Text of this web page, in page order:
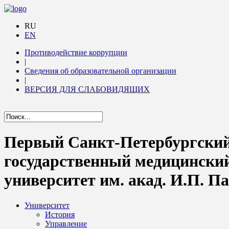
RU
EN
Противодействие коррупции
|
Сведения об образовательной организации
|
ВЕРСИЯ ДЛЯ СЛАБОВИДЯЩИХ
Первый Санкт-
государственный
университет им. акад. И.П.
Университет
История
Управление